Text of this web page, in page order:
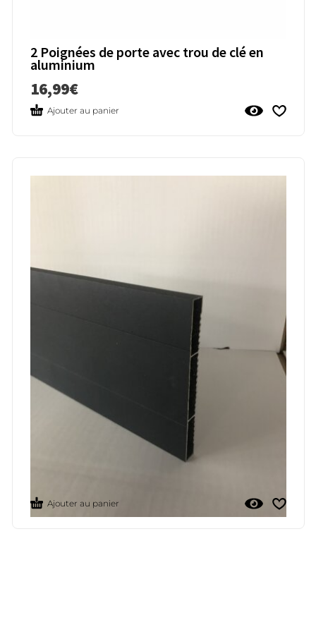
2 Poignées de porte avec trou de clé en
aluminium
16,99€
Ajouter au panier
Lame intermédiaire clôture 15 CM – 1,50
Ajouter au panier